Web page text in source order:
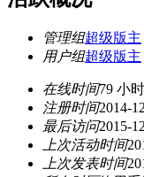
管理组超级版主
用户组超级版主
在线时间79 小时
注册时间2014-
最后访问2015-
上次活动时间
上次发表时间